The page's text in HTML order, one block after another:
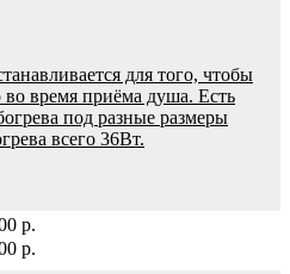
для того, чтобы
во время приёма душа. Есть
под разные размеры
всего 36Вт.
р.
р.